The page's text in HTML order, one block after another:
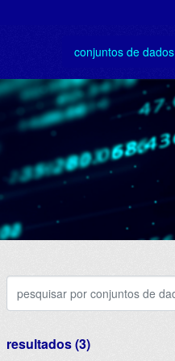
conjuntos de dados
resultados (3)